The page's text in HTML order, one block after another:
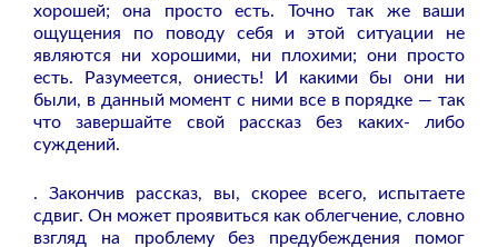
хорошей; она просто есть. Точно так же ваши
ощущения по поводу себя и этой ситуации не
являются ни хорошими, ни плохими; они просто
есть. Разумеется, ониесть! И какими бы они ни
были, в данный момент с ними все в порядке — так
что завершайте свой рассказ без каких- либо
суждений.
. Закончив рассказ, вы, скорее всего, испытаете
сдвиг. Он может проявиться как облегчение, словно
взгляд на проблему без предубеждения помог